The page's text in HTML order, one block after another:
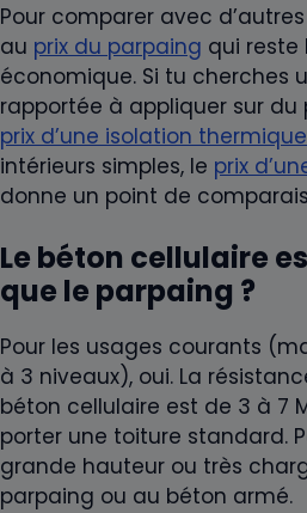
Pour comparer avec
au prix du parpaing qui reste
économique. Si tu cherches
rapportée à appliquer sur du
prix d’une isolation thermique
intérieurs simples, le prix
donne un point de
Le béton cellulaire
que le parpaing ?
Pour les usages courants
à 3 niveaux), oui. La
béton cellulaire est de 3 à 7
porter une toiture standard.
grande hauteur ou très
parpaing ou au béton armé.